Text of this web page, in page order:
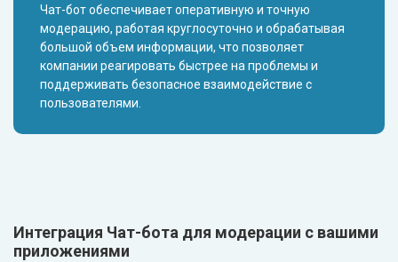
Чат-бот обеспечивает оперативную и точную
модерацию, работая круглосуточно и обрабатывая
большой объем информации, что позволяет
компании реагировать быстрее на проблемы и
поддерживать безопасное взаимодействие с
пользователями.
Интеграция Чат-бота для модерации с вашими
приложениями